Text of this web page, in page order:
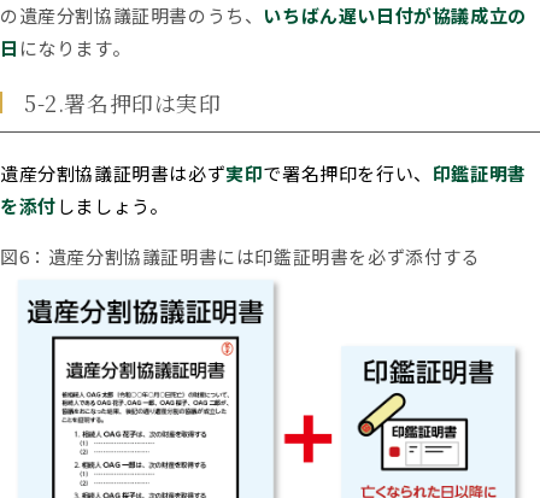
の遺産分割協議証明書のうち、 いちばん遅い日付が協議成立の
日 になります。
5-2.署名押印は実印
遺産分割協議証明書は必ず実印で署名押印を行い、 印鑑証明書
を添付しましょう。
図6：遺産分割協議証明書には印鑑証明書を必ず添付する